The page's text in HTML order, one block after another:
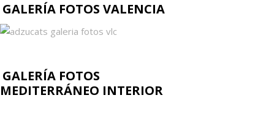
GALERÍA FOTOS VALENCIA
GALERÍA FOTOS
MEDITERRÁNEO INTERIOR